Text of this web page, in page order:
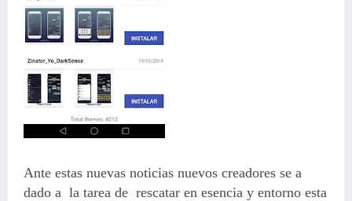
Ante estas nuevas noticias nuevos creadores se a
dado a la tarea de rescatar en esencia y entorno esta